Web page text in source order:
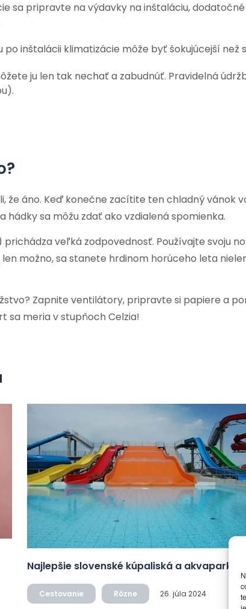
sa pripravte na výdavky na inštaláciu,
po inštalácii klimatizácie môže byť šokujúcejší než
ju len tak nechať a zabudnúť. Pravidelná
že áno. Keď konečne zacítite ten chladný vánok
sa môžu zdať ako vzdialená spomienka.
veľká zodpovednosť. Používajte svoju
možno, sa stanete hrdinom horúceho leta
Zapnite ventilátory, pripravte si papiere a
sa meria v stupňoch Celzia!
Najlepšie slovenské kúpaliská a akvaparky
Cestovanie Rôzne 26. júla 2024